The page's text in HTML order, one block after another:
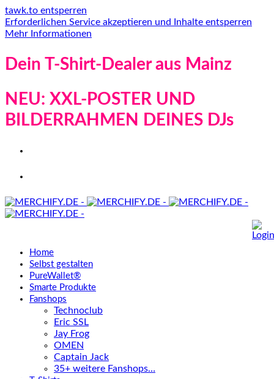
tawk.to entsperren
Erforderlichen Service akzeptieren und Inhalte entsperren
Mehr Informationen
Dein T-Shirt-Dealer aus Mainz
NEU: XXL-POSTER UND
BILDERRAHMEN DEINES DJs
Home
Selbst gestalten
PureWallet®
Smarte Produkte
Fanshops
Technoclub
Eric SSL
Jay Frog
OMEN
Captain Jack
35+ weitere Fanshops…